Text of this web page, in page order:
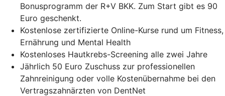
Bonusprogramm der R+V BKK. Zum Start gibt es 90
Euro geschenkt.
Kostenlose zertifizierte Online-Kurse rund um Fitness,
Ernährung und Mental Health
Kostenloses Hautkrebs-Screening alle zwei Jahre
Jährlich 50 Euro Zuschuss zur professionellen
Zahnreinigung oder volle Kostenübernahme bei den
Vertragszahnärzten von DentNet